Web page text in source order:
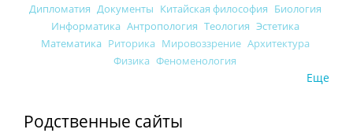
Дипломатия Документы Китайская философия Биология
Информатика Антропология Теология Эстетика
Математика Риторика Мировоззрение Архитектура
Физика Феноменология
Еще
Родственные сайты